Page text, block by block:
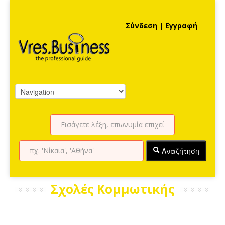
Σύνδεση | Εγγραφή
Αναζήτηση
Σχολές Κομμωτικής